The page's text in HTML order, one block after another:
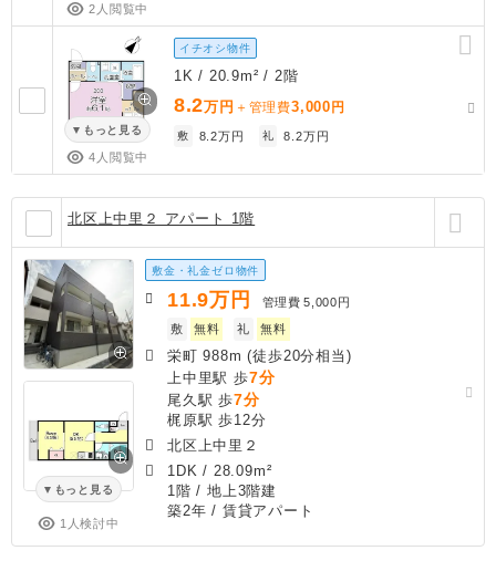
2人閲覧中
もっと見る
4人閲覧中
イチオシ物件
1K / 20.9m² / 2階
8.2万円 ＋管理費3,000 円
敷 8.2万円 礼 8.2万円
北区上中里２ アパート 1階
もっと見る
1人検討中
敷金・礼金ゼロ物件
11.9万円 管理費 5,000円
敷
無料 礼 無料
栄町 988m (徒歩20分相当)
上中里駅 歩7分
尾久駅 歩7分
梶原駅 歩12分
北区上中里２
1DK / 28.09m²
1階 / 地上3階建
築2年 / 賃貸アパート